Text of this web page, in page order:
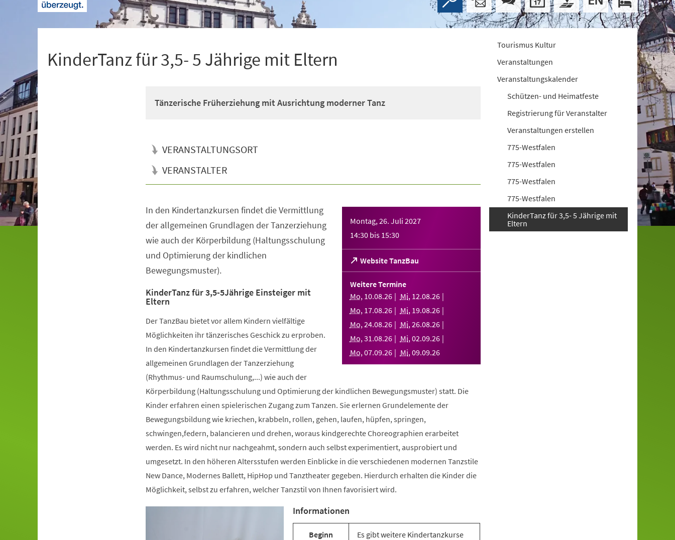
KinderTanz für 3,5- 5 Jährige mit Eltern
Tänzerische Früherziehung mit Ausrichtung moderner Tanz
VERANSTALTUNGSORT
VERANSTALTER
Montag, 26. Juli 2027
14:30 bis 15:30
Website TanzBau
(Öffnet
in
einem
Tab)
Weitere Termine
Mo, 10.08.26 Mi, 12.08.26
Mo, 17.08.26 Mi, 19.08.26
Mo,24.08.26 Mi,26.08.26
Mo,31.08.26 Mi,02.09.26
Mo,07.09.26 Mi,09.09.26
In den Kindertanzkursen findet die Vermittlung
der allgemeinen Grundlagen der Tanzerziehung
wie auch der Körperbildung (Haltungsschulung
und Optimierung der kindlichen
Bewegungsmuster).
KinderTanz für 3,5-5Jährige Einsteiger mit
Eltern
Der TanzBau bietet vor allem Kindern vielfältige
Möglichkeiten ihr tänzerisches Geschick zu erproben.
In den Kindertanzkursen findet die Vermittlung der
allgemeinen Grundlagen der Tanzerziehung
(Rhythmus- und Raumschulung,...) wie auch der
Körperbildung (Haltungsschulung und Optimierung der kindlichen Bewegungsmuster) statt. Die
Kinder erfahren einen spielerischen Zugang zum Tanzen. Sie erlernen Grundelemente der
Bewegungsbildung wie kriechen, krabbeln, rollen, gehen, laufen, hüpfen, springen,
schwingen,federn, balancieren und drehen, woraus kindgerechte Choreographien erarbeitet
werden. Es wird nicht nur nachgeahmt, sondern auch selbst experimentiert, ausprobiert und
umgesetzt. In den höheren Altersstufen werden Einblicke in die verschiedenen modernen Tanzstile
New Dance, Modernes Ballett, HipHop und Tanztheater gegeben. Hierdurch erhalten die Kinder die
Möglichkeit, selbst zu erfahren, welcher Tanzstil von Ihnen favorisiert wird.
Informationen
Beginn
Es gibt weitere Kindertanzkurse
Tourismus Kultur
Veranstaltungen
Veranstaltungskalender
Schützen- und Heimatfeste
Registrierung für Veranstalter
Veranstaltungen erstellen
775-Westfalen
775-Westfalen
775-Westfalen
775-Westfalen
KinderTanz für 3,5- 5 Jährige mit
Eltern